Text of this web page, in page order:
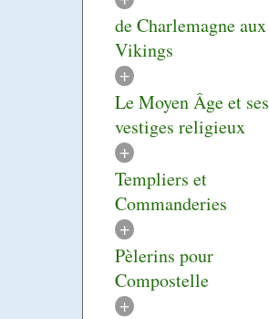
de Charlemagne aux
Vikings
+
Le Moyen Âge et ses
vestiges religieux
+
Templiers et
Commanderies
+
Pèlerins pour
Compostelle
+